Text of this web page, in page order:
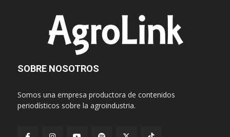
SOBRE NOSOTROS
Somos una empresa productora de contenidos
periodísticos sobre la agroindustria.